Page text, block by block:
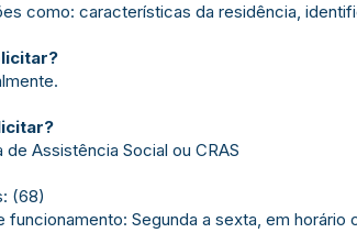
como: características da residência,
de Assistência Social ou CRAS
(68)
funcionamento: Segunda a sexta, em horário